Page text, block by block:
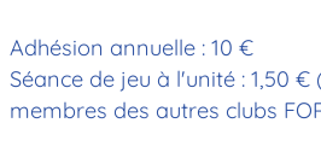
Adhésion annuelle : 10 €
Séance de jeu à l'unité : 1,50 €
membres des autres clubs